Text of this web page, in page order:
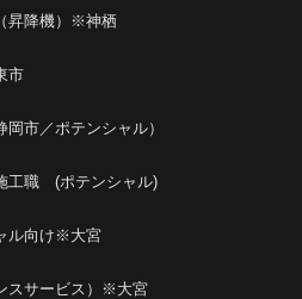
昇降機）※神栖
市
岡市／ポテンシャル）
工職 (ポテンシャル)
ル向け※大宮
スサービス）※大宮